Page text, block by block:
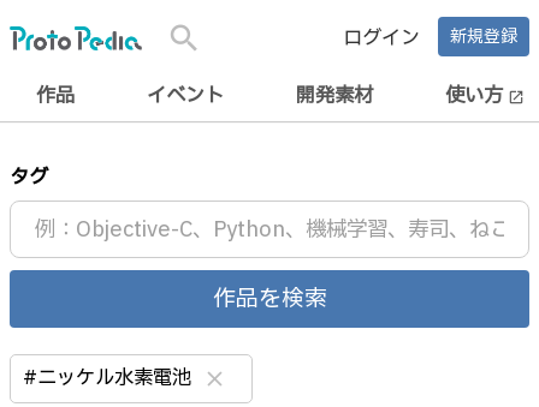
search ログイン 新規登録
作品 イベント 開発素材 使い方 open_in_new
タグ
作品を検索
#ニッケル水素電池 clear